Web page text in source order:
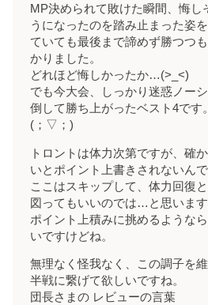
MP決められて敗けた瞬間、悔し
うになったのを踏み止まった姿
ていても最後まで諦めず勝つつ
かりました。
どれほど悔しかったか…(>_<)
でも今大会、しっかり迷惑ノー
倒して勝ち上がったベスト4です
(；▽；)
トロントは体力次第ですが、確
いとポイント上書きされないんで
ここはスキップして、体力回復
図ってもいいのでは…と思いま
ポイント上積みに挑めるような
いですけどね。
無理なく怪我なく、この調子を
半戦に繋げて欲しいですね。
団長さまの レビューの言葉